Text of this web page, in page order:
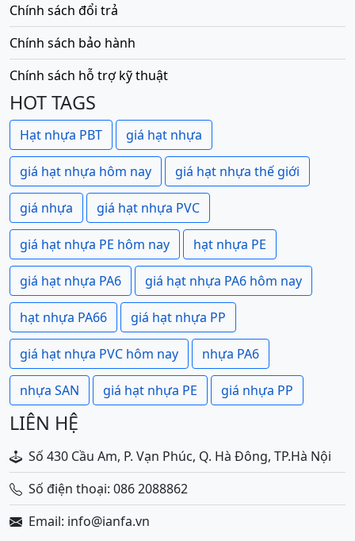
Chính sách đổi trả
Chính sách bảo hành
Chính sách hỗ trợ kỹ thuật
HOT TAGS
Hạt nhựa PBT giá hạt nhựa
giá hạt nhựa hôm nay giá hạt nhựa thế giới
giá nhựa giá hạt nhựa PVC
giá hạt nhựa PE hôm nay hạt nhựa PE
giá hạt nhựa PA6 giá hạt nhựa PA6 hôm nay
hạt nhựa PA66 giá hạt nhựa PP
giá hạt nhựa PVC hôm nay nhựa PA6
nhựa SAN giá hạt nhựa PE giá nhựa PP
LIÊN HỆ
Số 430 Cầu Am, P. Vạn Phúc, Q. Hà Đông, TP.Hà Nội
Số điện thoại: 086 2088862
Email: info@ianfa.vn